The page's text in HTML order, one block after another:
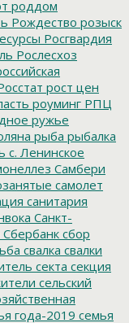
роддом
Рождество розыск
Росгвардия
Рослесхоз
рост цен
роуминг РПЦ
ружье
рыба рыбалка
с. Ленинское
Самбери
самолет
санитария
Санкт-
Сбербанк сбор
свалка свалки
секта секция
сельский
года-2019 семья